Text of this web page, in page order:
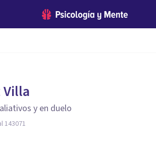
Villa
y en duelo
143071